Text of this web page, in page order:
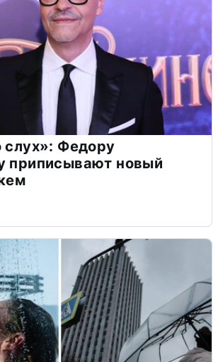
слух»: Федору
приписывают новый